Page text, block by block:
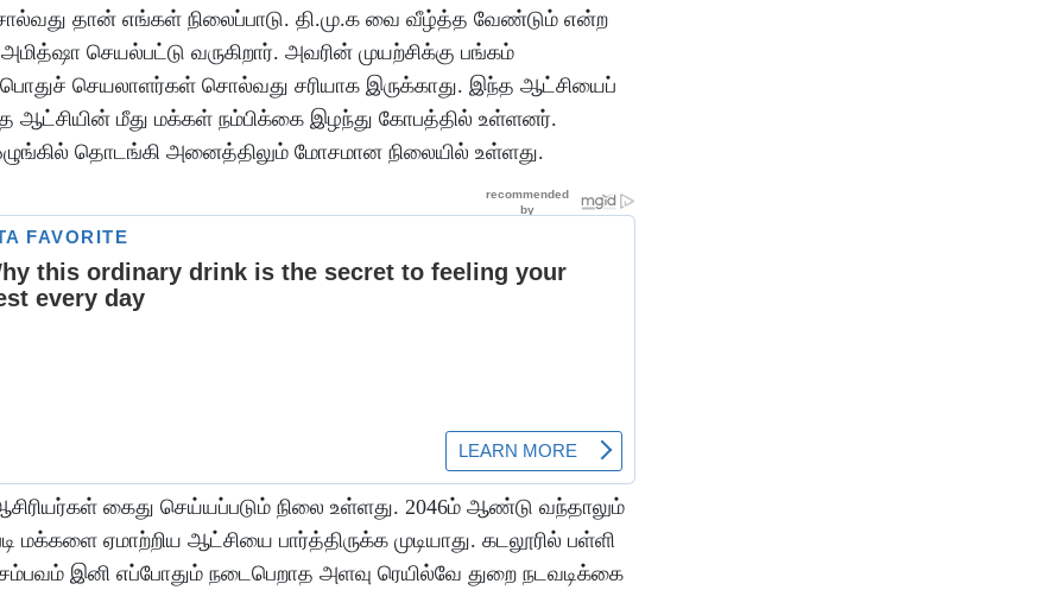
தான் எங்கள் நிலைப்பாடு. தி.மு.க வை வீழ்த்த வேண்டும் என்ற
செயல்பட்டு வருகிறார். அவரின் முயற்சிக்கு பங்கம்
செயலாளர்கள் சொல்வது சரியாக இருக்காது. இந்த ஆட்சியைப்
ஆட்சியின் மீது மக்கள் நம்பிக்கை இழந்து கோபத்தில் உள்ளனர்.
தொடங்கி அனைத்திலும் மோசமான நிலையில் உள்ளது.
கைது செய்யப்படும் நிலை உள்ளது. 2046ம் ஆண்டு வந்தாலும்
மக்களை ஏமாற்றிய ஆட்சியை பார்த்திருக்க முடியாது. கடலூரில் பள்ளி
இனி எப்போதும் நடைபெறாத அளவு ரெயில்வே துறை நடவடிக்கை